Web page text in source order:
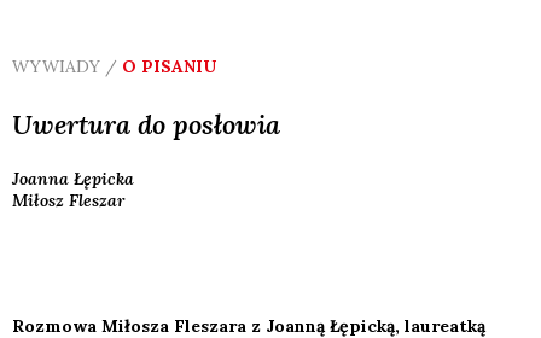
WYWIADY / O PISANIU
Uwertura do posłowia
Joanna Łępicka
Miłosz Fleszar
Rozmowa Miłosza Fleszara z Joanną Łępicką, laureatką